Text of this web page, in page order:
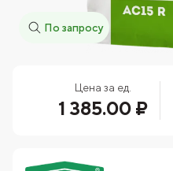
По запросу
Цена за ед.
1 385.00 ₽